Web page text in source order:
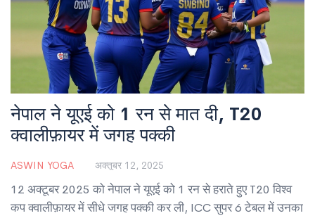
नेपाल ने यूएई को 1 रन से मात दी, T20
क्वालीफ़ायर में जगह पक्की
ASWIN YOGA अक्तूबर 12, 2025
12 अक्टूबर 2025 को नेपाल ने यूएई को 1 रन से हराते हुए T20 विश्व
कप क्वालीफ़ायर में सीधे जगह पक्की कर ली, ICC सुपर 6 टेबल में उनका